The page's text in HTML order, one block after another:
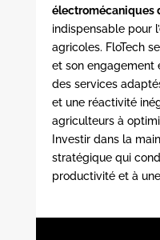
électromécaniques
indispensable pour
agricoles. FloTech
et son engagement
des services
et une réactivité
agriculteurs à
Investir dans la
stratégique qui
productivité et à